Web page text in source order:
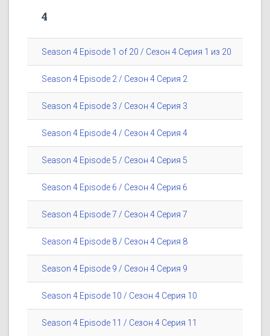
4
Season 4 Episode 1 of 20 / Сезон 4 Серия 1 из 20
Season 4 Episode 2 / Сезон 4 Серия 2
Season 4 Episode 3 / Сезон 4 Серия 3
Season 4 Episode 4 / Сезон 4 Серия 4
Season 4 Episode 5 / Сезон 4 Серия 5
Season 4 Episode 6 / Сезон 4 Серия 6
Season 4 Episode 7 / Сезон 4 Серия 7
Season 4 Episode 8 / Сезон 4 Серия 8
Season 4 Episode 9 / Сезон 4 Серия 9
Season 4 Episode 10 / Сезон 4 Серия 10
Season 4 Episode 11 / Сезон 4 Серия 11